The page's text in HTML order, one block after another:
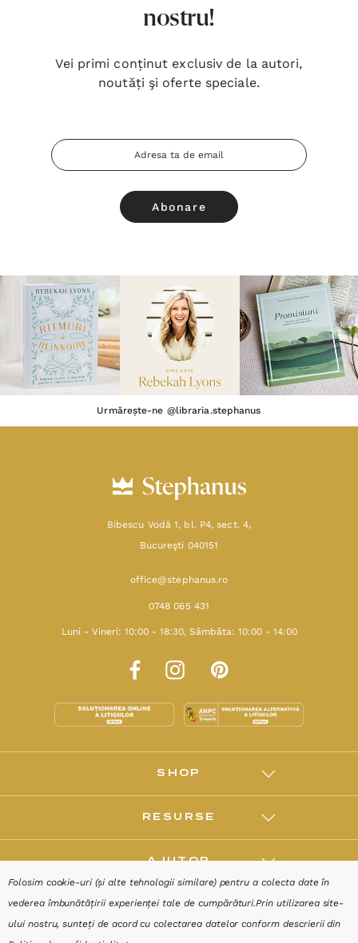
nostru!
Vei primi conținut exclusiv de la autori,
noutăți şi oferte speciale.
Adresa
Email
Urmărește-ne @libraria.stephanus
Bibescu Vodă 1, bl. P4, sect. 4,
Bucureşti 040151
office@stephanus.ro
0748 065 431
Luni - Vineri: 10:00 - 18:30, Sâmbăta: 10:00 - 14:00
SHOP
RESURSE
AJUTOR
DESPRE
Folosim cookie-uri (și alte tehnologii similare) pentru a colecta date în
vederea îmbunătățirii experienței tale de cumpărături.Prin utilizarea site-
ului nostru, sunteți de acord cu colectarea datelor conform descrierii din